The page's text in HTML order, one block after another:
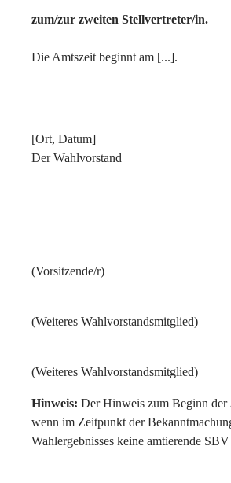
zum/zur zweiten Stellvertreter/in.
Die Amtszeit beginnt am [...].
[Ort, Datum]
Der Wahlvorstand
(Vorsitzende/r)
(Weiteres Wahlvorstandsmitglied)
(Weiteres Wahlvorstandsmitglied)
Hinweis: Der Hinweis zum Beginn der
wenn im Zeitpunkt der
Wahlergebnisses keine amtierende